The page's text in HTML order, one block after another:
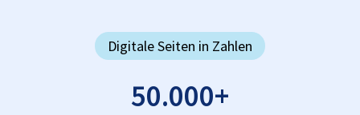
Digitale Seiten in Zahlen
50.000+